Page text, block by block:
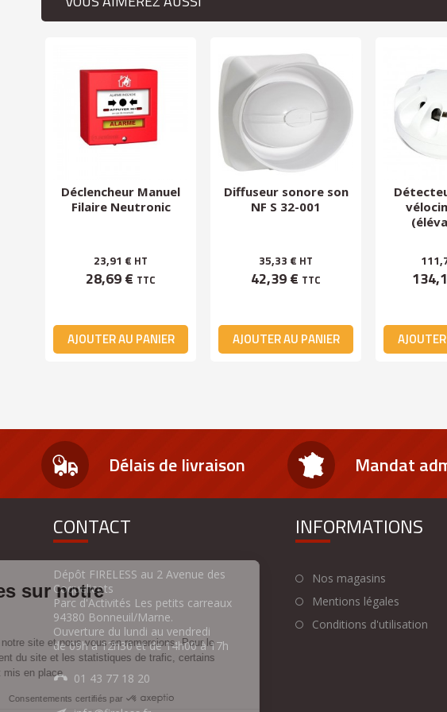
Déclencheur Manuel
Filaire Neutronic
23,91 € HT
28,69 € TTC
AJOUTER AU PANIER
Diffuseur sonore son
NF S 32-001
35,33 € HT
42,39 € TTC
AJOUTER AU PANIER
Délais de livraison Mandat
CONTACT
Dépôt FIRELESS au 2 Avenue des
Coquelicots
Parc d'Activités Les petits carreaux
94380 Bonneuil/Marne.
Ouverture du lundi au vendredi
de 09h à 12h30 et de 14h00 à 17h
01 43 77 18 20
INFORMATIONS
Nos magasins
Mentions légales
Conditions d'utilisation